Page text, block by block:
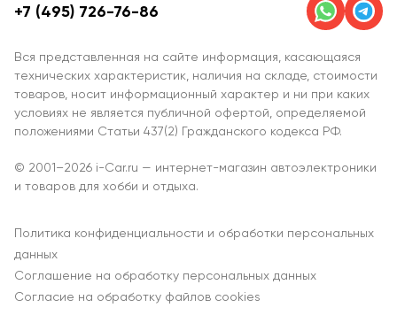
Вся представленная на сайте информация, касающаяся
технических характеристик, наличия на складе, стоимости
товаров, носит информационный характер и ни при каких
условиях не является публичной офертой, определяемой
положениями Статьи 437(2) Гражданского кодекса РФ.
+7 (495) 726-76-86
© 2001–2026 i-Car.ru — интернет-магазин автоэлектроники
и товаров для хобби и отдыха.
Политика конфиденциальности и обработки персональных
данных
Соглашение на обработку персональных данных
Согласие на обработку файлов cookies